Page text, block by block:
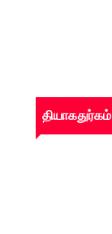
தியாகதுர்கம்